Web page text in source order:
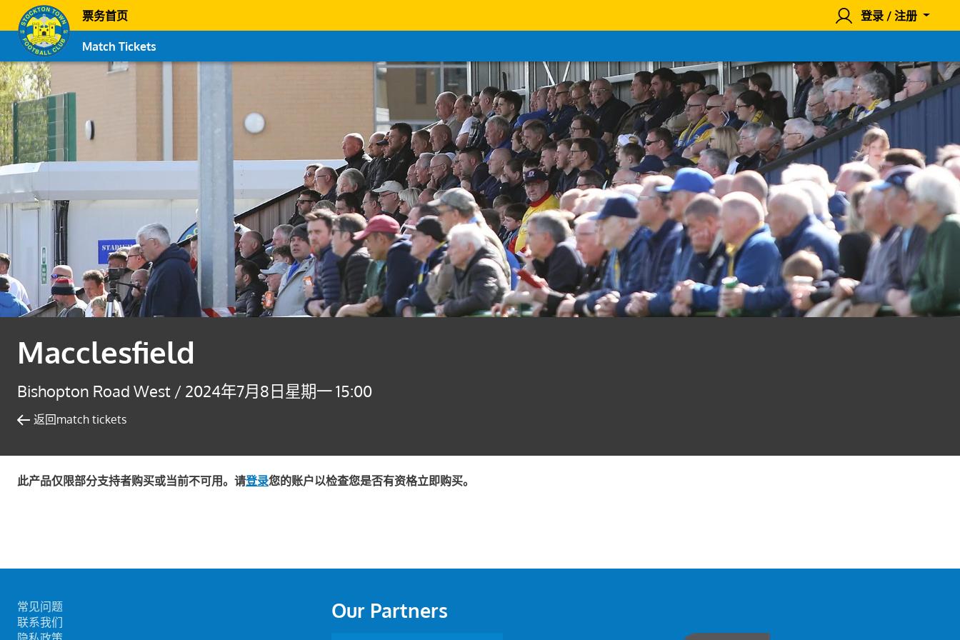
票务首页 登录 / 注册
Match Tickets
Macclesfield
Bishopton Road West / 2024年7月8日星期一 15:00
返回match tickets
此产品仅限部分支持者购买或当前不可用。请登录您的账户以检查您是否有资格立即购买。
常见问题
联系我们
Our Partners